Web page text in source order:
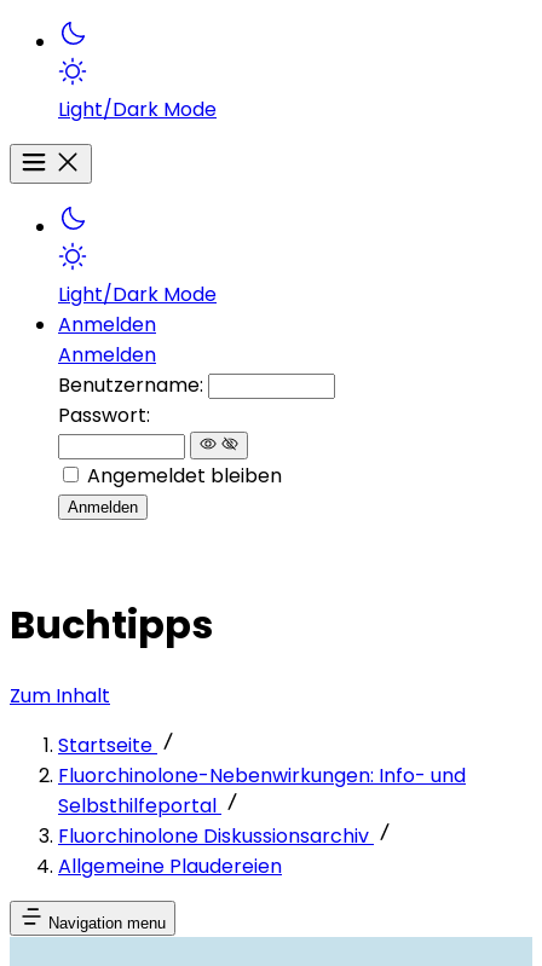
Light/Dark Mode
Light/Dark Mode
Anmelden
Anmelden
Benutzername:
Passwort:
Angemeldet bleiben
Anmelden
Buchtipps
Zum Inhalt
Startseite
Fluorchinolone-Nebenwirkungen: Info- und
Selbsthilfeportal
Fluorchinolone Diskussionsarchiv
Allgemeine Plaudereien
Navigation menu